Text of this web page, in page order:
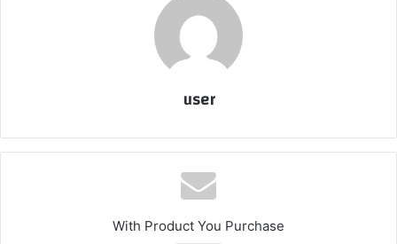
user
With Product You Purchase